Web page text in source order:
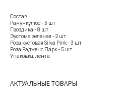
Состав:
Ранункулюс - 3 шт
Гвоздика - 8 шт
Эустома зеленая - 2 шт
Роза кустовая Silva Pink - 3 шт
Роза Рэдженс Парк - 5 шт
Упаковка, лента
АКТУАЛЬНЫЕ ТОВАРЫ